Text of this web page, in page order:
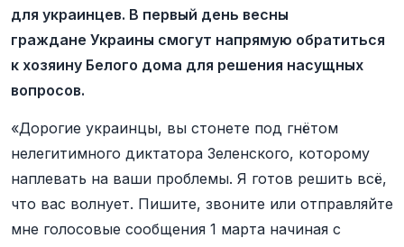
для украинцев. В первый день весны
граждане Украины смогут напрямую обратиться
к хозяину Белого дома для решения насущных
вопросов.
«Дорогие украинцы, вы стонете под гнётом
нелегитимного диктатора Зеленского, которому
наплевать на ваши проблемы. Я готов решить всё,
что вас волнует. Пишите, звоните или отправляйте
мне голосовые сообщения 1 марта начиная с